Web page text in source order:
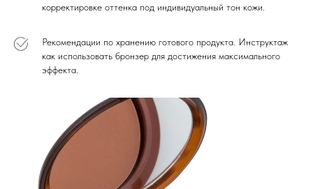
корректировке оттенка под индивидуальный тон кожи.
Рекомендации по хранению готового продукта. Инструктаж
как использовать бронзер для достижения максимального
эффекта.